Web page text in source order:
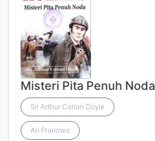
Misteri Pita Penuh Noda
Sir Arthur Conan Doyle
Ari Pranowo